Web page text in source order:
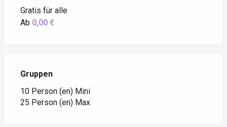
Gratis für alle
Ab 0,00 €
Gruppen
Gruppen
10 Person (en) Mini
25 Person (en) Max